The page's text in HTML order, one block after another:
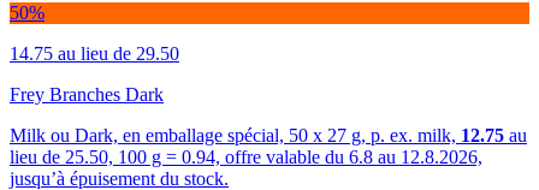
50%
14.75 au lieu de 29.50
Frey Branches Dark
Milk ou Dark, en emballage spécial, 50 x 27 g, p. ex. milk, 12.75 au
lieu de 25.50, 100 g = 0.94, offre valable du 6.8 au 12.8.2026,
jusqu’à épuisement du stock.